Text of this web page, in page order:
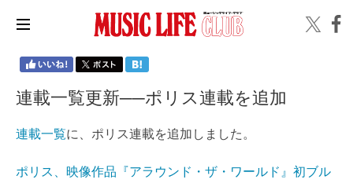
連載一覧更新──ポリス連載を追加
連載一覧に、ポリス連載を追加しました。
ポリス、映像作品『アラウンド・ザ・ワールド』初ブル